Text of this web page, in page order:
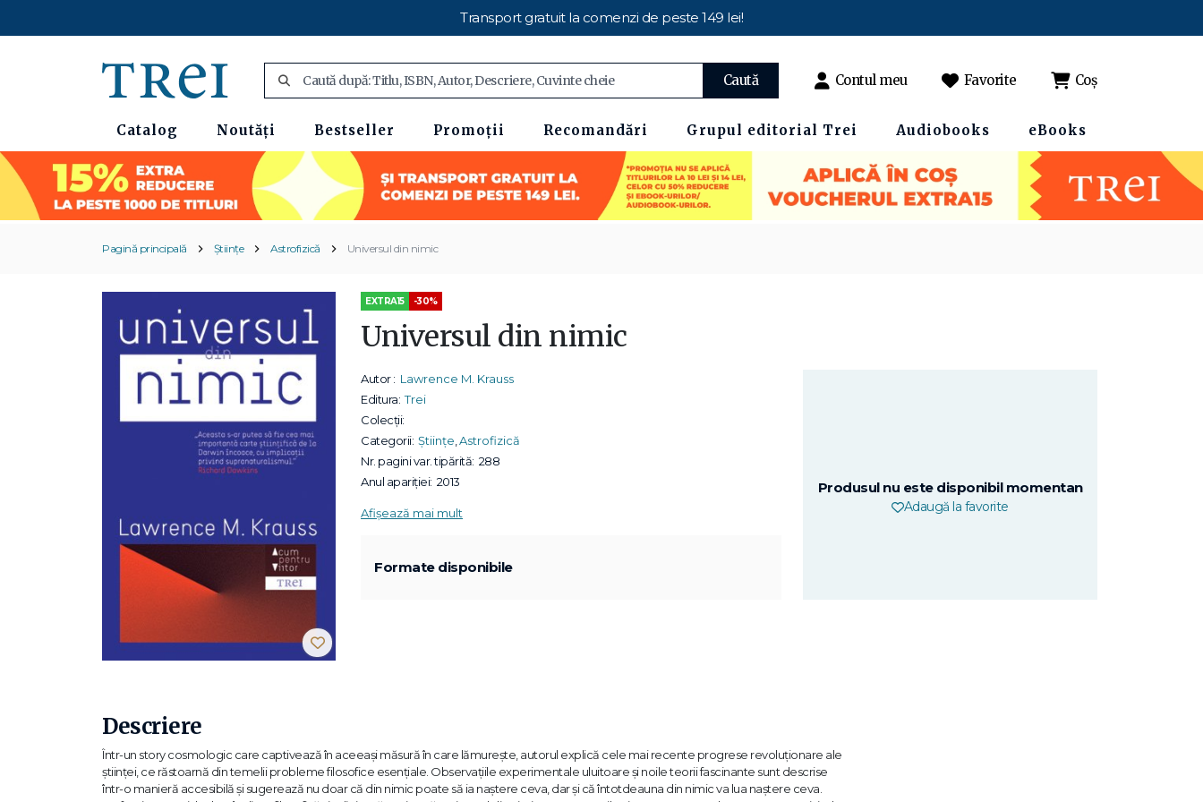
Transport gratuit la comenzi de peste 149 lei!
Caută Contul meu Favorite Coș
Catalog Noutăți Bestseller Promoții Recomandări Grupul editorial Trei Audiobooks eBooks
Pagină principală Științe Astrofizică Universul din nimic
EXTRA15 -30%
Universul din nimic
Autor : Lawrence M. Krauss
Editura: Trei
Colecții:
Categorii: Științe Astrofizică
Nr. pagini var. tipărită: 288
Anul apariției: 2013
Afișează mai mult
Formate disponibile
Produsul nu este disponibil momentan
Adaugă la favorite
Descriere
Într-un story cosmologic care captivează în aceeaşi măsură în care lămureşte, autorul explică cele mai recente progrese revoluţionare ale
ştiinţei, ce răstoarnă din temelii probleme filosofice esenţiale. Observaţiile experimentale uluitoare şi noile teorii fascinante sunt descrise
într-o manieră accesibilă şi sugerează nu doar că din nimic poate să ia naştere ceva, dar şi că întotdeauna din nimic va lua naştere ceva.